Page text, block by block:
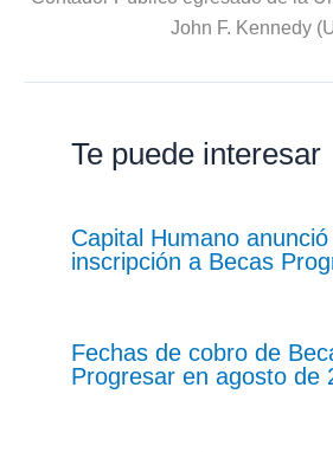
John F. Kennedy
Te puede interesar
Capital Humano
inscripción a Becas
Fechas de cobro de
Progresar en agosto de